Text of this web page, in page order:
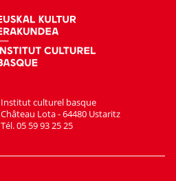
Institut culturel basque
Château Lota - 64480 Ustaritz
Tél. 05 59 93 25 25